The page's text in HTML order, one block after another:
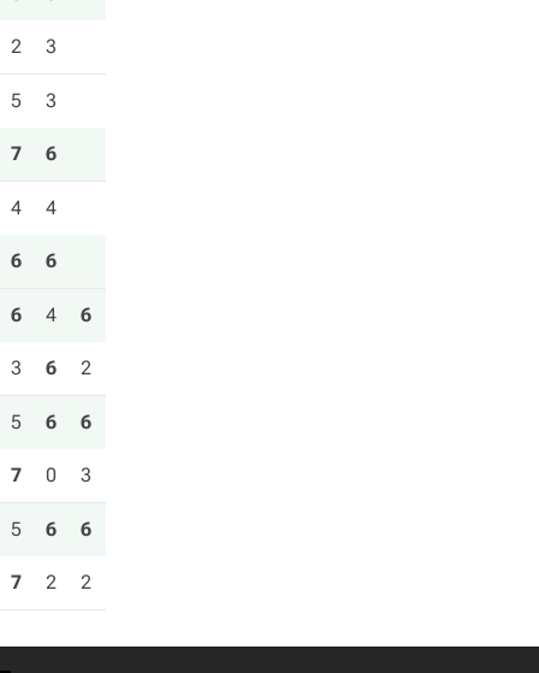
2 3
5 3
7 6
4 4
6 6
6 4 6
3 6 2
5 6 6
7 0 3
5 6 6
7 2 2